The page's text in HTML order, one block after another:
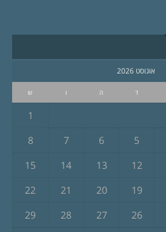
אוגוסט 2026
ד ה ו ש
1
5
6
7
8
12
13
14
15
19
20
21
22
26
27
28
29